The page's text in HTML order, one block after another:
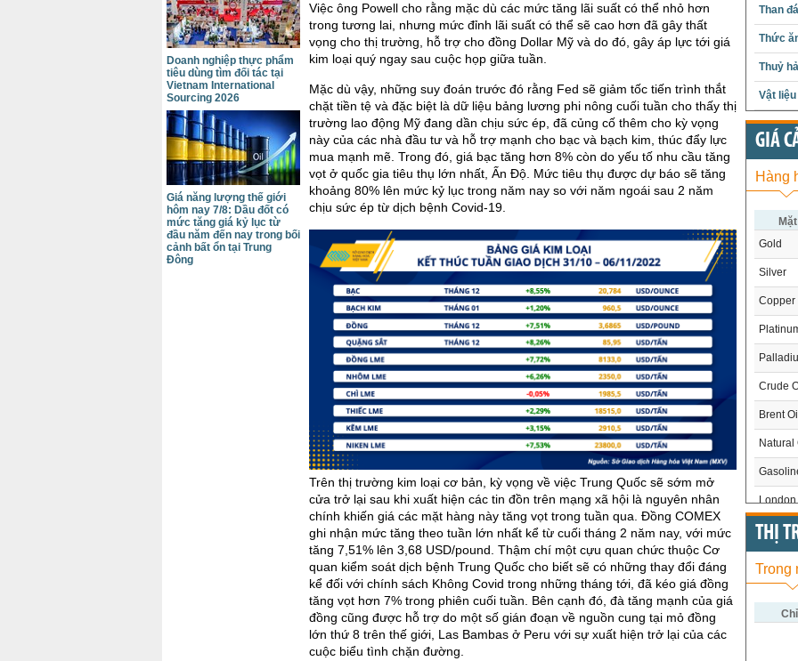
Việc ông Powell cho rằng mặc dù các mức tăng lãi suất có thể nhỏ hơn
trong tương lai, nhưng mức đỉnh lãi suất có thể sẽ cao hơn đã gây thất
vọng cho thị trường, hỗ trợ cho đồng Dollar Mỹ và do đó, gây áp lực tới giá
kim loại quý ngay sau cuộc họp giữa tuần.
Mặc dù vậy, những suy đoán trước đó rằng Fed sẽ giảm tốc tiến trình thắt
chặt tiền tệ và đặc biệt là dữ liệu bảng lương phi nông cuối tuần cho thấy thị
trường lao động Mỹ đang dần chịu sức ép, đã củng cố thêm cho kỳ vọng
này của các nhà đầu tư và hỗ trợ mạnh cho bạc và bạch kim, thúc đẩy lực
mua mạnh mẽ. Trong đó, giá bạc tăng hơn 8% còn do yếu tố nhu cầu tăng
vọt ở quốc gia tiêu thụ lớn nhất, Ấn Độ. Mức tiêu thụ được dự báo sẽ tăng
khoảng 80% lên mức kỷ lục trong năm nay so với năm ngoái sau 2 năm
chịu sức ép từ dịch bệnh Covid-19.
Trên thị trường kim loại cơ bản, kỳ vọng về việc Trung Quốc sẽ sớm mở
cửa trở lại sau khi xuất hiện các tin đồn trên mạng xã hội là nguyên nhân
chính khiến giá các mặt hàng này tăng vọt trong tuần qua. Đồng COMEX
ghi nhận mức tăng theo tuần lớn nhất kể từ cuối tháng 2 năm nay, với mức
tăng 7,51% lên 3,68 USD/pound. Thậm chí một cựu quan chức thuộc Cơ
quan kiểm soát dịch bệnh Trung Quốc cho biết sẽ có những thay đổi đáng
kể đối với chính sách Không Covid trong những tháng tới, đã kéo giá đồng
tăng vọt hơn 7% trong phiên cuối tuần. Bên cạnh đó, đà tăng mạnh của giá
đồng cũng được hỗ trợ do một số gián đoạn về nguồn cung tại mỏ đồng
lớn thứ 8 trên thế giới, Las Bambas ở Peru với sự xuất hiện trở lại của các
cuộc biểu tình chặn đường.
Doanh nghiệp thực phẩm
tiêu dùng tìm đối tác tại
Vietnam International
Sourcing 2026
Giá năng lượng thế giới
hôm nay 7/8: Dầu đốt có
mức tăng giá kỷ lục từ
đầu năm đến nay trong bối
cảnh bất ổn tại Trung
Đông
Than đá
Thức
Thuỷ
Vật
GIÁ
Hàng
Gold
Silver
Copper
Crude
Brent
Natural
London
US
US
US
THỊ
Trong